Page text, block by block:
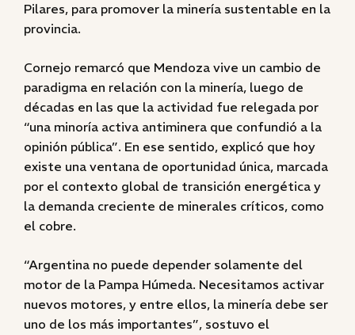
Pilares, para promover la minería sustentable en la
provincia.
Cornejo remarcó que Mendoza vive un cambio de
paradigma en relación con la minería, luego de
décadas en las que la actividad fue relegada por
“una minoría activa antiminera que confundió a la
opinión pública”. En ese sentido, explicó que hoy
existe una ventana de oportunidad única, marcada
por el contexto global de transición energética y
la demanda creciente de minerales críticos, como
el cobre.
“Argentina no puede depender solamente del
motor de la Pampa Húmeda. Necesitamos activar
nuevos motores, y entre ellos, la minería debe ser
uno de los más importantes”, sostuvo el